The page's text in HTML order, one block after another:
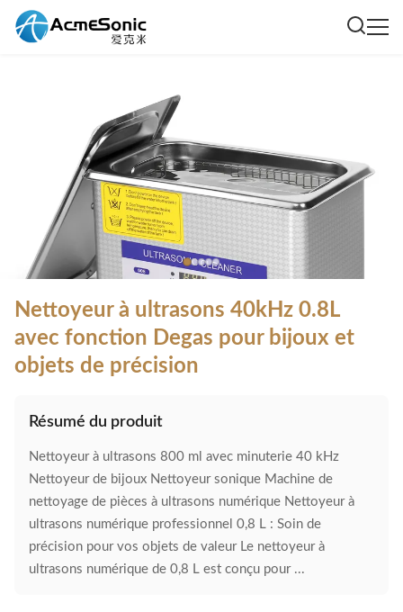
Nettoyeur à ultrasons 40kHz 0.8L
avec fonction Degas pour bijoux et
objets de précision
Résumé du produit
Nettoyeur à ultrasons 800 ml avec minuterie 40 kHz
Nettoyeur de bijoux Nettoyeur sonique Machine de
nettoyage de pièces à ultrasons numérique Nettoyeur à
ultrasons numérique professionnel 0,8 L : Soin de
précision pour vos objets de valeur Le nettoyeur à
ultrasons numérique de 0,8 L est conçu pour ...